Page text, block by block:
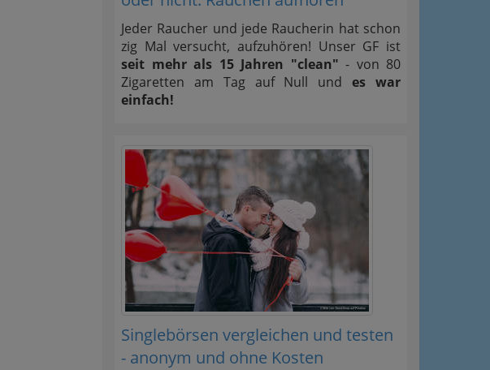
Jeder Raucher und jede Raucherin hat schon
zig Mal versucht, aufzuhören! Unser GF ist
seit mehr als 15 Jahren "clean" - von 80
Zigaretten am Tag auf Null undes war
einfach!
Singlebörsen vergleichen und testen
- anonym und ohne Kosten